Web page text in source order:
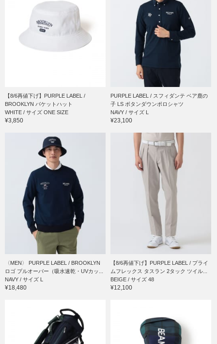
【8/6再値下げ】PURPLE LABEL /
BROOKLYN バケットハット
WHITE / サイズ ONE SIZE
¥3,850
PURPLE LABEL / スフィダンテ ベア鹿の
子 LS ボタンダウンポロシャツ
NAVY / サイズ L
¥23,100
〈MEN〉 PURPLE LABEL / BROOKLYN
ロゴ プルオーバー（吸水速乾・UVカッ...
NAVY / サイズ L
¥18,480
【8/6再値下げ】PURPLE LABEL / プライ
ムフレックス タスラン 2タック ツイル...
BEIGE / サイズ 48
¥12,100